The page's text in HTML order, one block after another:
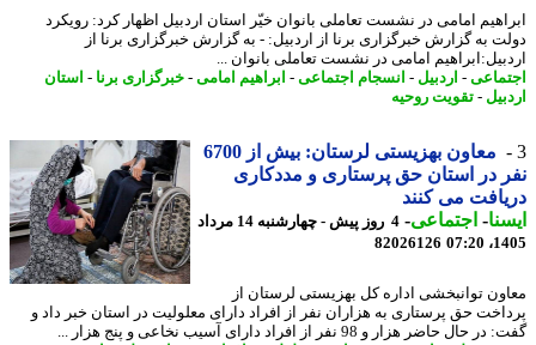
امامی در نشست تعاملی بانوان خیّر استان اردبیل اظهار کرد: رویکرد
به گزارش خبرگزاری برنا از اردبیل: - به گزارش خبرگزاری برنا از
امامی در نشست تعاملی بانوان ...
-اردبیل -انسجام اجتماعی-ابراهیم امامی-خبرگزاری برنا-استان
-تقویت روحیه
معاون بهزیستی لرستان: بیش از 6700
در استان حق پرستاری و مددکاری
می کنند
-اجتماعی-
4 روز پیش - چهارشنبه 14 مرداد
82026126
توانبخشی اداره کل بهزیستی لرستان از
حق پرستاری به هزاران نفر از افراد دارای معلولیت در استان خبر داد و
حاضر هزار و 98 نفر از افراد دارای آسیب نخاعی و پنج هزار ...